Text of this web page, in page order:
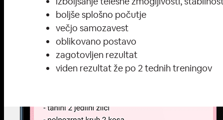
boljše splošno počutje
večjo samozavest
oblikovano postavo
zagotovljen rezultat
viden rezultat že po 2 tednih treningov